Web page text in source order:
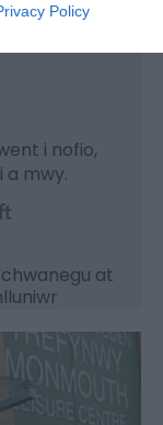
Policy
i nofio,
a mwy.